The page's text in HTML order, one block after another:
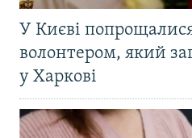
У Києві
волонтером, який
у Харкові